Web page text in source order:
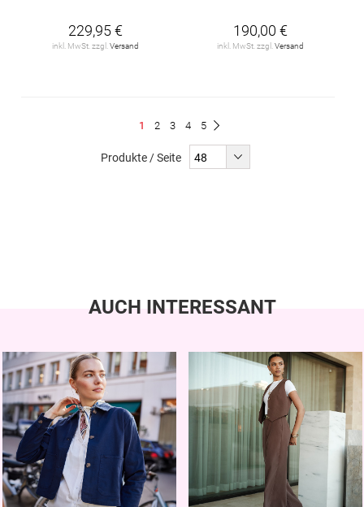
229,95 €
inkl. MwSt. zzgl. Versand
190,00 €
inkl. MwSt. zzgl. Versand
Du
1 Seite
2 Seite
3 Seite
4 Seite
5
Produkte / Seite
AUCH INTERESSANT